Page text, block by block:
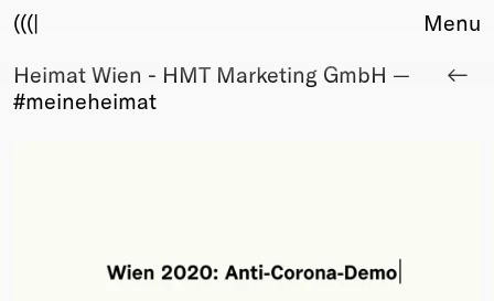
(((|
About
Club
Upcoming
Menu
Heimat Wien - HMT Marketing GmbH —
#meineheimat